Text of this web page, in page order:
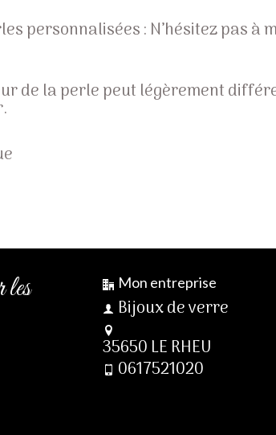
personnalisées : N’hésitez pas
de la perle peut légèrement
Mon entreprise
Bijoux de verre
35650 LE RHEU
0617521020